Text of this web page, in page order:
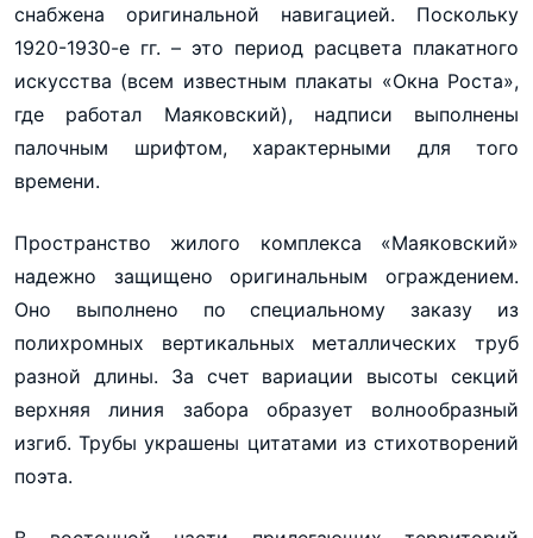
снабжена оригинальной навигацией. Поскольку
1920-1930-е гг. – это период расцвета плакатного
искусства (всем известным плакаты «Окна Роста»,
где работал Маяковский), надписи выполнены
палочным шрифтом, характерными для того
времени.
Пространство жилого комплекса «Маяковский»
надежно защищено оригинальным ограждением.
Оно выполнено по специальному заказу из
полихромных вертикальных металлических труб
разной длины. За счет вариации высоты секций
верхняя линия забора образует волнообразный
изгиб. Трубы украшены цитатами из стихотворений
поэта.